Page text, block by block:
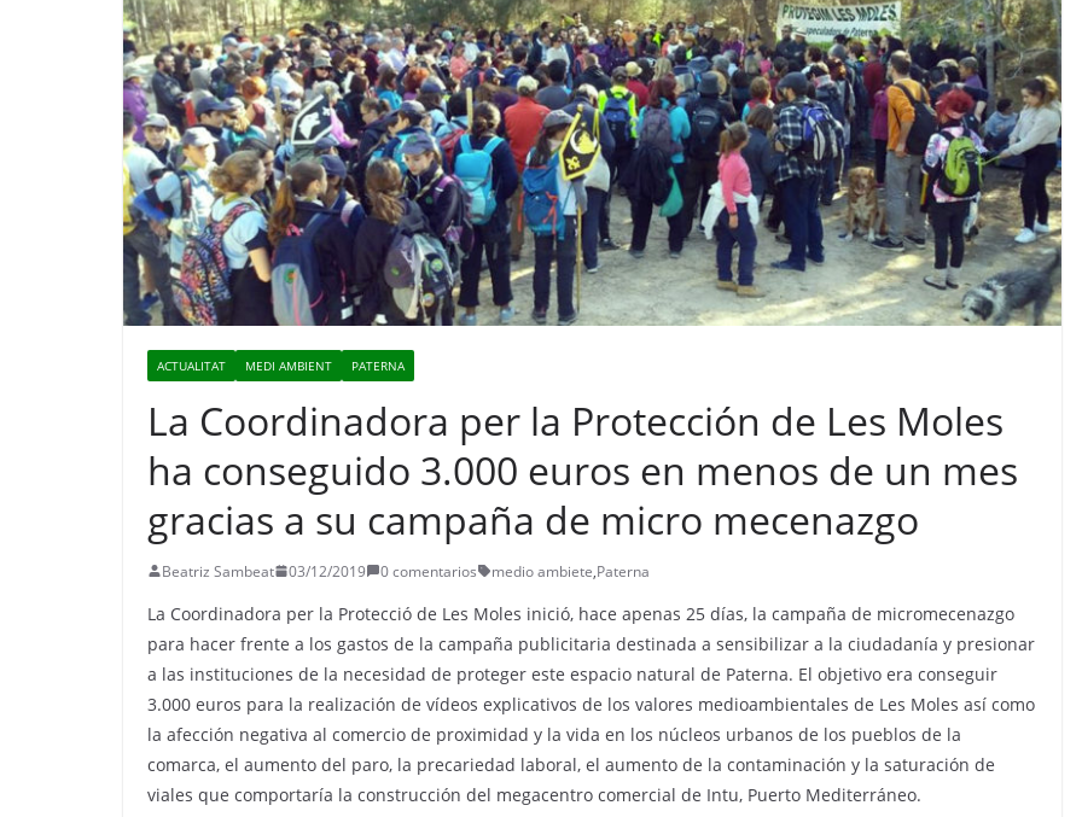
ACTUALITAT MEDI AMBIENT PATERNA
La Coordinadora per la Protección de Les Moles
ha conseguido 3.000 euros en menos de un mes
gracias a su campaña de micro mecenazgo
Beatriz Sambeat 03/12/2019 0 comentarios medio ambiete,Paterna
La Coordinadora per la Protecció de Les Moles inició, hace apenas 25 días, la campaña de micromecenazgo
para hacer frente a los gastos de la campaña publicitaria destinada a sensibilizar a la ciudadanía y presionar
a las instituciones de la necesidad de proteger este espacio natural de Paterna. El objetivo era conseguir
3.000 euros para la realización de vídeos explicativos de los valores medioambientales de Les Moles así como
la afección negativa al comercio de proximidad y la vida en los núcleos urbanos de los pueblos de la
comarca, el aumento del paro, la precariedad laboral, el aumento de la contaminación y la saturación de
viales que comportaría la construcción del megacentro comercial de Intu, Puerto Mediterráneo.